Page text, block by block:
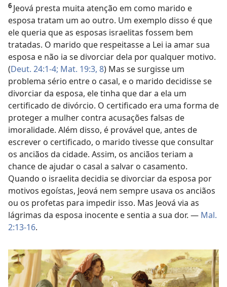
6 Jeová presta muita atenção em como marido e
esposa tratam um ao outro. Um exemplo disso é que
ele queria que as esposas israelitas fossem bem
tratadas. O marido que respeitasse a Lei ia amar sua
esposa e não ia se divorciar dela por qualquer motivo.
(Deut. 24:1-4; Mat. 19:3, 8) Mas se surgisse um
problema sério entre o casal, e o marido decidisse se
divorciar da esposa, ele tinha que dar a ela um
certificado de divórcio. O certificado era uma forma de
proteger a mulher contra acusações falsas de
imoralidade. Além disso, é provável que, antes de
escrever o certificado, o marido tivesse que consultar
os anciãos da cidade. Assim, os anciãos teriam a
chance de ajudar o casal a salvar o casamento.
Quando o israelita decidia se divorciar da esposa por
motivos egoístas, Jeová nem sempre usava os anciãos
ou os profetas para impedir isso. Mas Jeová via as
lágrimas da esposa inocente e sentia a sua dor. — Mal.
2:13-16.